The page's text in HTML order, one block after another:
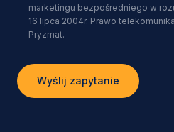
marketingu bezpośredniego w
16 lipca 2004r. Prawo
Pryzmat.
Wyślij zapytanie